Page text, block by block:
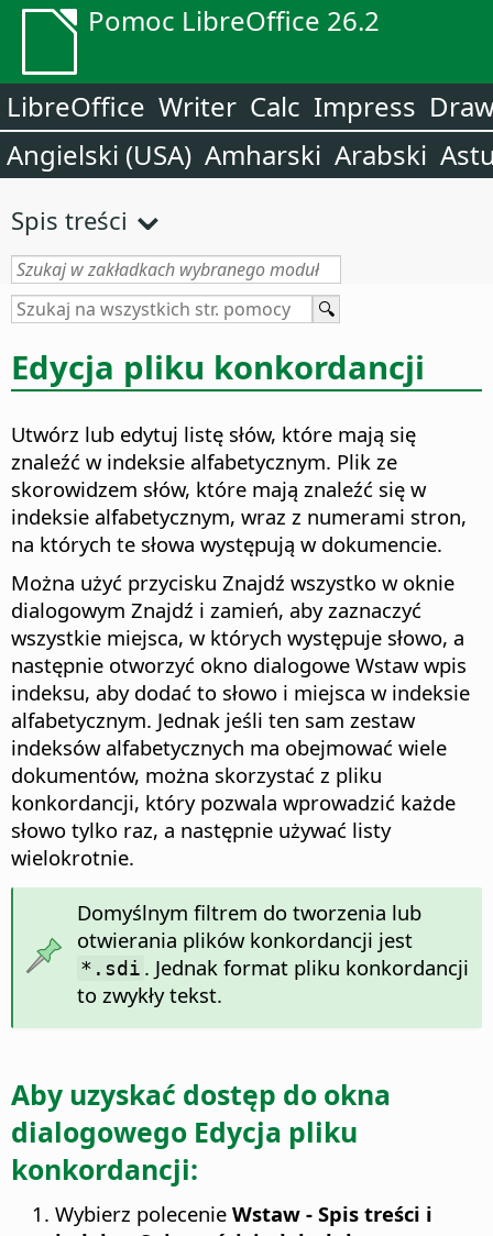
Pomoc LibreOffice 26.2
LibreOffice Writer Calc Impress
Angielski (USA) Amharski Arabski
Spis treści
Edycja pliku konkordancji
Utwórz lub edytuj listę słów, które mają się
znaleźć w indeksie alfabetycznym. Plik ze
skorowidzem słów, które mają znaleźć się w
indeksie alfabetycznym, wraz z numerami stron,
na których te słowa występują w dokumencie.
Można użyć przycisku Znajdź wszystko w oknie
dialogowym Znajdź i zamień, aby zaznaczyć
wszystkie miejsca, w których występuje słowo, a
następnie otworzyć okno dialogowe Wstaw wpis
indeksu, aby dodać to słowo i miejsca w indeksie
alfabetycznym. Jednak jeśli ten sam zestaw
indeksów alfabetycznych ma obejmować wiele
dokumentów, można skorzystać z pliku
konkordancji, który pozwala wprowadzić każde
słowo tylko raz, a następnie używać listy
wielokrotnie.
Domyślnym filtrem do tworzenia lub
otwierania plików konkordancji jest
*.sdi . Jednak format pliku konkordancji
to zwykły tekst.
Aby uzyskać dostęp do okna
dialogowego Edycja pliku
konkordancji:
Wybierz polecenie Wstaw - Spis treści i